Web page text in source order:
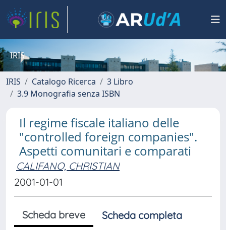
IRIS
IRIS Catalogo Ricerca
3 Libro
3.9 Monografia senza ISBN
Il regime fiscale italiano delle
"controlled foreign companies".
Aspetti comunitari e comparati
CALIFANO, CHRISTIAN
2001-01-01
Scheda breve
Scheda completa